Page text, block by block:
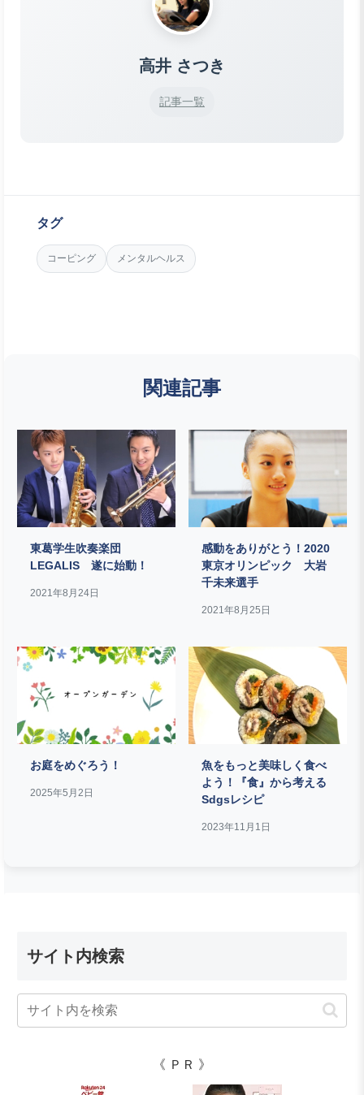
高井 さつき
記事一覧
タグ
コーピング メンタルヘルス
関連記事
東葛学生吹奏楽団
LEGALIS 遂に始動！
2021年8月24日
感動をありがとう！2020
東京オリンピック 大岩
千未来選手
2021年8月25日
お庭をめぐろう！
2025年5月2日
魚をもっと美味しく食べ
よう！『食』から考える
Sdgsレシピ
2023年11月1日
サイト内検索
《 ＰＲ 》